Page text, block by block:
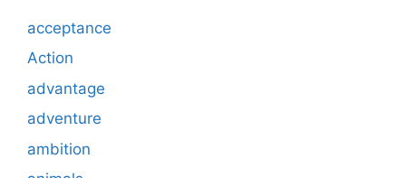
acceptance
Action
advantage
adventure
ambition